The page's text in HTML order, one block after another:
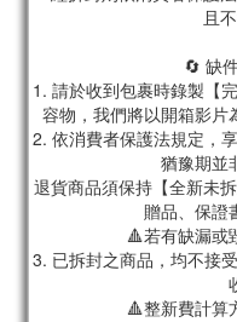
且
🔄 缺
1. 請於收到包裹時錄製【
容物，我們將以開箱影片
2. 依消費者保護法規定，
猶豫期並
退貨商品須保持【全新未
贈品、保證
🔺若有缺漏或
3. 已拆封之商品，均不接
🔺整新費計算